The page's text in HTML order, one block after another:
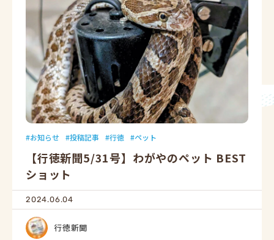
お知らせ 投稿記事 行徳 ペット
【行徳新聞5/31号】わがやのペット BEST
ショット
2024.06.04
行徳新聞